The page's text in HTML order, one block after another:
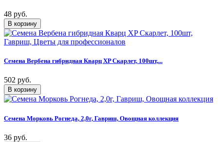
48 руб.
Семена Вербена гибридная Кварц XP Скарлет, 100шт,...
502 руб.
Семена Морковь Рогнеда, 2,0г, Гавриш, Овощная коллекция
36 руб.